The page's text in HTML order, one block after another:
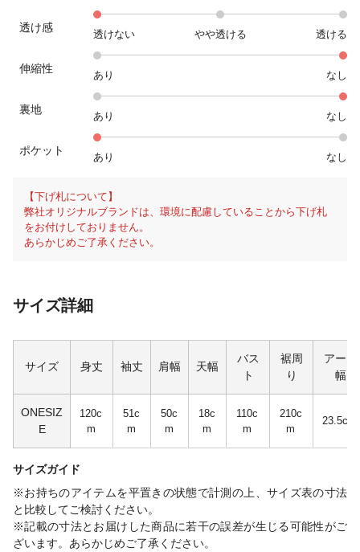
透け感
透けない やや透ける 透ける
伸縮性
あり なし
裏地
あり なし
ポケット
あり なし
【下げ札について】
弊社オリジナルブランドは、環境に配慮していることから下げ札
をお付けしておりません。
あらかじめご了承ください。
サイズ詳細
サイズ 身丈 袖丈 肩幅 天幅
バス
ト
裾周
り
アーム
幅
ONESIZ
E
120c
m
51c
m
50c
m
18c
m
110c
m
210c
m
23.5cm
サイズガイド
※お持ちのアイテムを平置きの状態で計測の上、サイズ表の寸法
と比較してご検討ください。
※記載の寸法とお届けした商品に若干の誤差が生じる可能性がご
ざいます。あらかじめご了承ください。